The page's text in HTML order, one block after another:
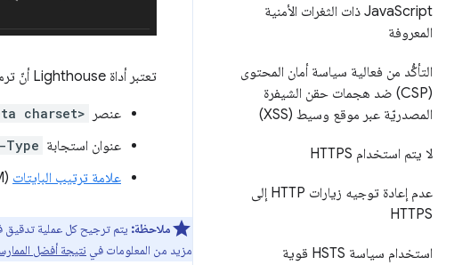
Java Script ذات الثغرات الأمنية
المعروفة
التأكُّد من فعالية سياسة أمان المحتوى
(CSP) ضد هجمات حقن الشيفرة
المصدريّة عبر موقع وسيط (XSS)
لا يتم استخدام HTTPS
عدم إعادة توجيه زيارات HTTP إلى
HTTPS
استخدام سياسة HSTS قوية
تعتبر أداة Lighthouse أنّ ترميز الأحرف تم تحديده إذا عثرت على أيّ مما يلي:
عنصر charset>
عنوان استجابة Type
علامة ترتيب البايتات (BOM)
ملاحظة:
مزيد من المعلومات في نتيجة أفضل